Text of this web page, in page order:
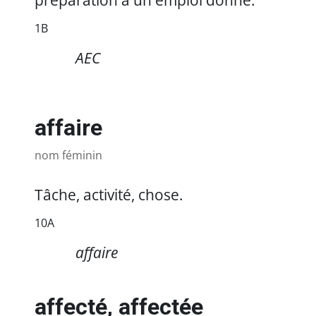
1B
https://referencesfrancisation.immigration-
quebec.gouv.qc.ca/moodle_ref/pluginfile.php/1055480/
AEC
affaire
nom féminin
Tâche, activité, chose.
10A
https://referencesfrancisation.immigration-
quebec.gouv.qc.ca/moodle_ref/pluginfile.php/1055480/
affaire
affecté, affectée